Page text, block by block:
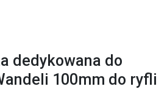
dedykowana do
100mm do ryfli